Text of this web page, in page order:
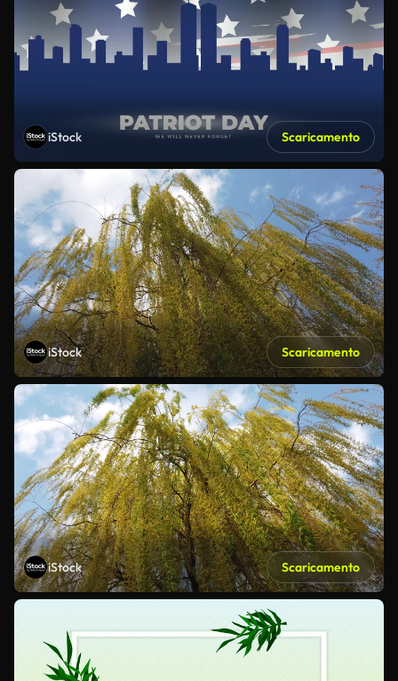
iStock Scaricamento
iStock Scaricamento
iStock Scaricamento